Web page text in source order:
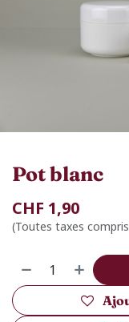
Pot blanc
CHF 1,90
(Toutes taxes